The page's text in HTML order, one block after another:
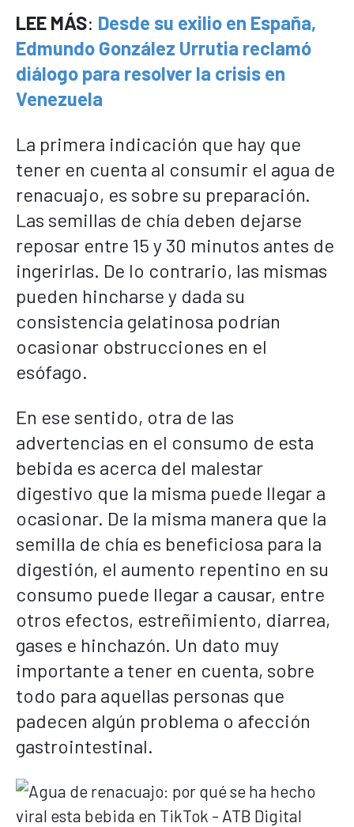
LEE MÁS: Desde su exilio en España,
Edmundo González Urrutia reclamó
diálogo para resolver la crisis en
Venezuela
La primera indicación que hay que
tener en cuenta al consumir el agua de
renacuajo, es sobre su preparación.
Las semillas de chía deben dejarse
reposar entre 15 y 30 minutos antes de
ingerirlas. De lo contrario, las mismas
pueden hincharse y dada su
consistencia gelatinosa podrían
ocasionar obstrucciones en el
esófago.
En ese sentido, otra de las
advertencias en el consumo de esta
bebida es acerca del malestar
digestivo que la misma puede llegar a
ocasionar. De la misma manera que la
semilla de chía es beneficiosa para la
digestión, el aumento repentino en su
consumo puede llegar a causar, entre
otros efectos, estreñimiento, diarrea,
gases e hinchazón. Un dato muy
importante a tener en cuenta, sobre
todo para aquellas personas que
padecen algún problema o afección
gastrointestinal.